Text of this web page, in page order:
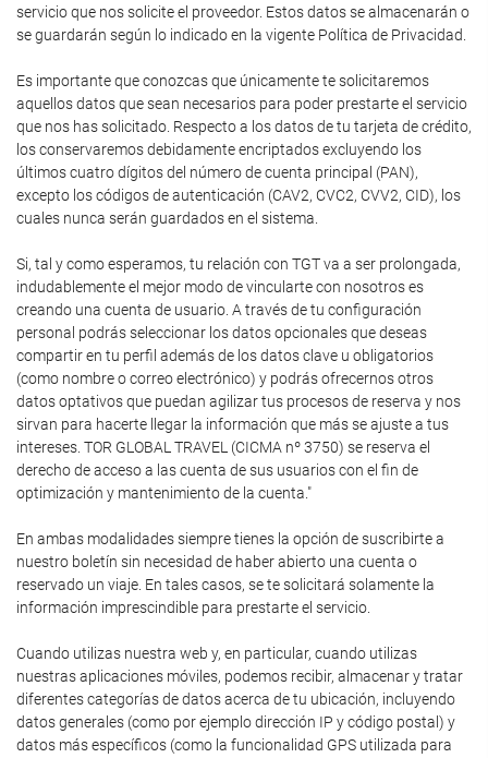
servicio que nos solicite el proveedor. Estos datos se almacenarán o
se guardarán según lo indicado en la vigente Política de Privacidad.
Es importante que conozcas que únicamente te solicitaremos
aquellos datos que sean necesarios para poder prestarte el servicio
que nos has solicitado. Respecto a los datos de tu tarjeta de crédito,
los conservaremos debidamente encriptados excluyendo los
últimos cuatro dígitos del número de cuenta principal (PAN),
excepto los códigos de autenticación (CAV2, CVC2, CVV2, CID), los
cuales nunca serán guardados en el sistema.
Si, tal y como esperamos, tu relación con TGT va a ser prolongada,
indudablemente el mejor modo de vincularte con nosotros es
creando una cuenta de usuario. A través de tu configuración
personal podrás seleccionar los datos opcionales que deseas
compartir en tu perfil además de los datos clave u obligatorios
(como nombre o correo electrónico) y podrás ofrecernos otros
datos optativos que puedan agilizar tus procesos de reserva y nos
sirvan para hacerte llegar la información que más se ajuste a tus
intereses. TOR GLOBAL TRAVEL (CICMA nº 3750) se reserva el
derecho de acceso a las cuenta de sus usuarios con el fin de
optimización y mantenimiento de la cuenta."
En ambas modalidades siempre tienes la opción de suscribirte a
nuestro boletín sin necesidad de haber abierto una cuenta o
reservado un viaje. En tales casos, se te solicitará solamente la
información imprescindible para prestarte el servicio.
Cuando utilizas nuestra web y, en particular, cuando utilizas
nuestras aplicaciones móviles, podemos recibir, almacenar y tratar
diferentes categorías de datos acerca de tu ubicación, incluyendo
datos generales (como por ejemplo dirección IP y código postal) y
datos más específicos (como la funcionalidad GPS utilizada para